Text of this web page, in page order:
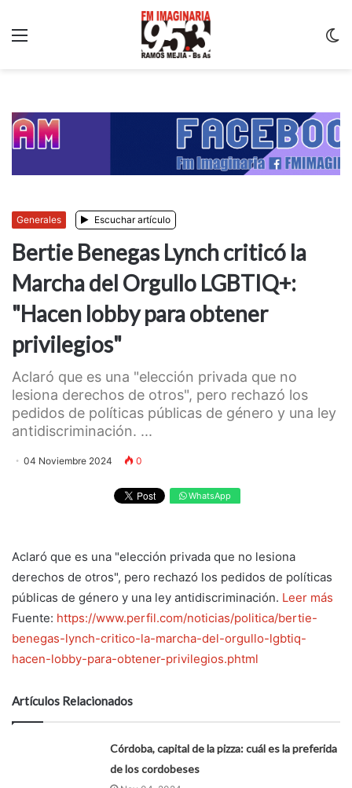
Generales Escuchar artículo
Bertie Benegas Lynch criticó la
Marcha del Orgullo LGBTIQ+:
"Hacen lobby para obtener
privilegios"
Aclaró que es una "elección privada que no
lesiona derechos de otros", pero rechazó los
pedidos de políticas públicas de género y una ley
antidiscriminación. ...
04 Noviembre 2024 0
WhatsApp
Aclaró que es una "elección privada que no lesiona
derechos de otros", pero rechazó los pedidos de políticas
públicas de género y una ley antidiscriminación. Leer más
Fuente: https://www.perfil.com/noticias/politica/bertie-
benegas-lynch-critico-la-marcha-del-orgullo-lgbtiq-
hacen-lobby-para-obtener-privilegios.phtml
Artículos Relacionados
Córdoba, capital de la pizza: cuál es la preferida
de los cordobeses